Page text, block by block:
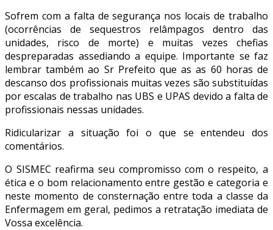
Sofrem com a falta de segurança nos locais de trabalho
(ocorrências de sequestros relâmpagos dentro das
unidades, risco de morte) e muitas vezes chefias
despreparadas assediando a equipe. Importante se faz
lembrar também ao Sr Prefeito que as as 60 horas de
descanso dos profissionais muitas vezes são substituídas
por escalas de trabalho nas UBS e UPAS devido a falta de
profissionais nessas unidades.
Ridicularizar a situação foi o que se entendeu dos
comentários.
O SISMEC reafirma seu compromisso com o respeito, a
ética e o bom relacionamento entre gestão e categoria e
neste momento de consternação entre toda a classe da
Enfermagem em geral, pedimos a retratação imediata de
Vossa excelência.